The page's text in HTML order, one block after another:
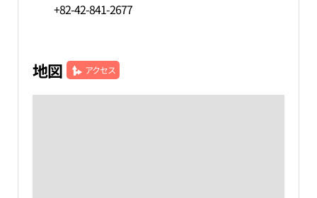
+82-42-841-2677
地図 アクセス